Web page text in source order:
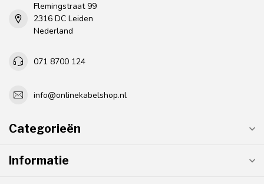
Flemingstraat 99
2316 DC Leiden
Nederland
071 8700 124
info@onlinekabelshop.nl
Categorieën
Informatie